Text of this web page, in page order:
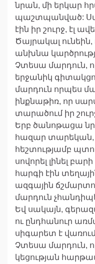
նրան, մի երկար
պաշտպանված:
էին իր շուրջ, էլ
Ծայրակալ ունեին,
անխնա
Չտեսա մարդուն,
երջանիկ
մարդուն որպես
ինքնաթիռ, որ
տարածում իր
Երբ ծանոթացա
հազար տարեկան,
հեշտությամբ
սովորել լինել
հարգի էին
ազգային
մարդուն
Եվ սակայն,
ու ընդհանուր
սիգարետ է
Չտեսա մարդուն,
կեցության